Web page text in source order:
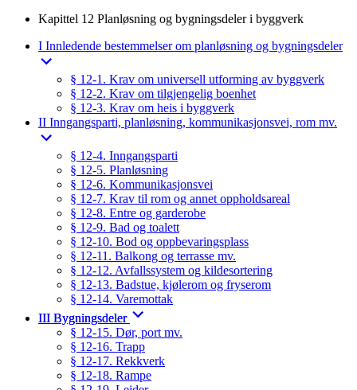
Kapittel 12 Planløsning og bygningsdeler i byggverk
I Innledende bestemmelser om planløsning og bygningsdeler
§ 12-1. Krav om universell utforming av byggverk
§ 12-2. Krav om tilgjengelig boenhet
§ 12-3. Krav om heis i byggverk
II Inngangsparti, planløsning, kommunikasjonsvei, rom mv.
§ 12-4. Inngangsparti
§ 12-5. Planløsning
§ 12-6. Kommunikasjonsvei
§ 12-7. Krav til rom og annet oppholdsareal
§ 12-8. Entre og garderobe
§ 12-9. Bad og toalett
§ 12-10. Bod og oppbevaringsplass
§ 12-11. Balkong og terrasse mv.
§ 12-12. Avfallssystem og kildesortering
§ 12-13. Badstue, kjølerom og fryserom
§ 12-14. Varemottak
III Bygningsdeler
§ 12-15. Dør, port mv.
§ 12-16. Trapp
§ 12-17. Rekkverk
§ 12-18. Rampe